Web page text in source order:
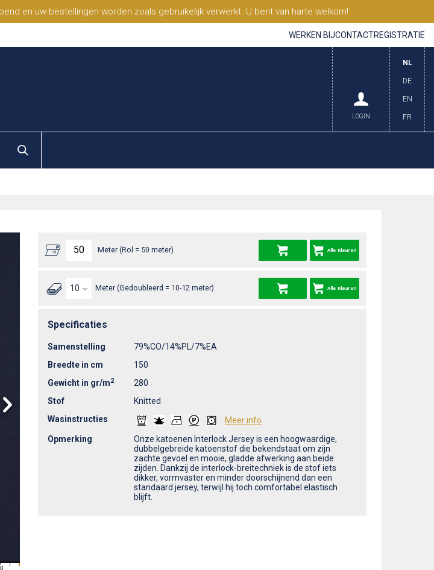
en uw bestellingen worden zoals gebruikelijk verwerkt. U bent van harte welkom!
WERKEN BIJCONTACTREGISTRATIE
NL
DE
EN
FR
LOGIN
31
Meter (Rol = 50 meter) Alle Kleuren
Meter (Gedoubleerd = 10-12 meter) Alle Kleuren
Specificaties
Samenstelling
79%CO/14%PL/7%EA
Breedte in cm
150
Gewicht in gr/m2
280
Stof
Knitted
Wasinstructies
Meer info
Opmerking
Onze katoenen Interlock Jersey is een hoogwaardige,
dubbelgebreide katoenstof die bekendstaat om zijn
zachte gevoel en mooie, gladde afwerking aan beide
zijden. Dankzij de interlock-breitechniek is de stof iets
dikker, vormvaster en minder doorschijnend dan een
standaard jersey, terwijl hij toch comfortabel elastisch
blijft.